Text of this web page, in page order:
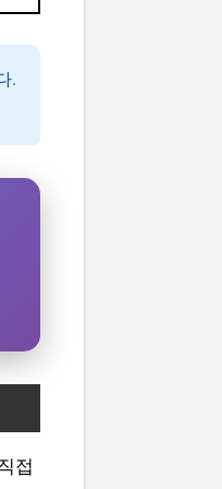
.
접